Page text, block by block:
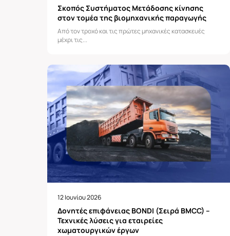
Σκοπός Συστήματος Μετάδοσης κίνησης
στον τομέα της βιομηχανικής παραγωγής
Από τον τροχό και τις πρώτες μηχανικές κατασκευές
μέχρι τις...
12 Ιουνίου 2026
Δονητές επιφάνειας BONDI (Σειρά BMCC) –
Τεχνικές λύσεις για εταιρείες
χωματουργικών έργων